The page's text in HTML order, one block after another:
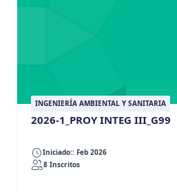
INGENIERÍA AMBIENTAL Y SANITARIA
2026-1_PROY INTEG III_G99
Iniciado:: Feb 2026
8 Inscritos